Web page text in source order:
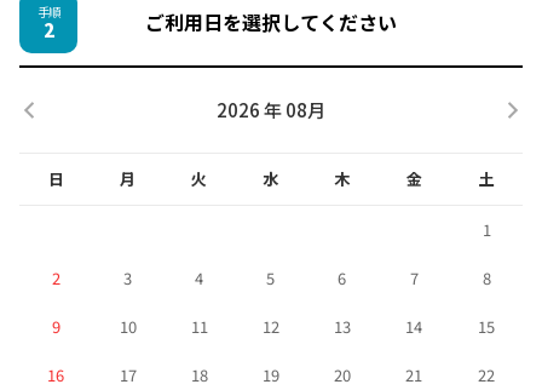
手順
2 ご利用日を選択してください
2026 年 08月
日 月 火 水 木 金 土
1
2 3 4 5 6 7 8
9 10 11 12 13 14 15
16 17 18 19 20 21 22